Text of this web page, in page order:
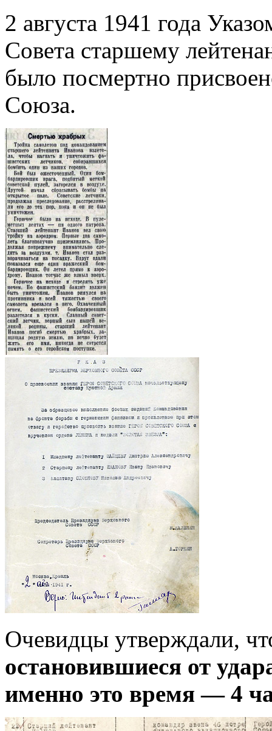
2 августа 1941 года
Совета старшему
было посмертно
Союза.
Очевидцы утверждали,
остановившиеся от
именно это время — 4